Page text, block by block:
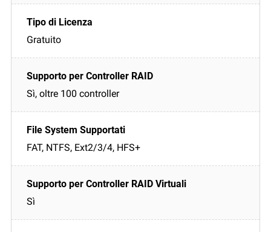
Gratuito
Sì, oltre 100 controller
FAT, NTFS, Ext2/3/4, HFS+
Sì